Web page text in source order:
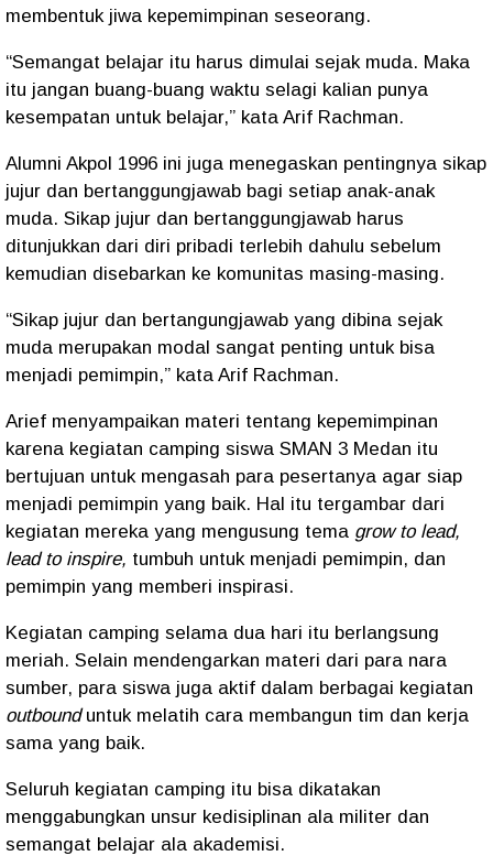
membentuk jiwa kepemimpinan seseorang.
“Semangat belajar itu harus dimulai sejak muda. Maka
itu jangan buang-buang waktu selagi kalian punya
kesempatan untuk belajar,” kata Arif Rachman.
Alumni Akpol 1996 ini juga menegaskan pentingnya sikap
jujur dan bertanggungjawab bagi setiap anak-anak
muda. Sikap jujur dan bertanggungjawab harus
ditunjukkan dari diri pribadi terlebih dahulu sebelum
kemudian disebarkan ke komunitas masing-masing.
“Sikap jujur dan bertangungjawab yang dibina sejak
muda merupakan modal sangat penting untuk bisa
menjadi pemimpin,” kata Arif Rachman.
Arief menyampaikan materi tentang kepemimpinan
karena kegiatan camping siswa SMAN 3 Medan itu
bertujuan untuk mengasah para pesertanya agar siap
menjadi pemimpin yang baik. Hal itu tergambar dari
kegiatan mereka yang mengusung tema grow to lead,
lead to inspire, tumbuh untuk menjadi pemimpin, dan
pemimpin yang memberi inspirasi.
Kegiatan camping selama dua hari itu berlangsung
meriah. Selain mendengarkan materi dari para nara
sumber, para siswa juga aktif dalam berbagai kegiatan
outbounduntuk melatih cara membangun tim dan kerja
sama yang baik.
Seluruh kegiatan camping itu bisa dikatakan
menggabungkan unsur kedisiplinan ala militer dan
semangat belajar ala akademisi.